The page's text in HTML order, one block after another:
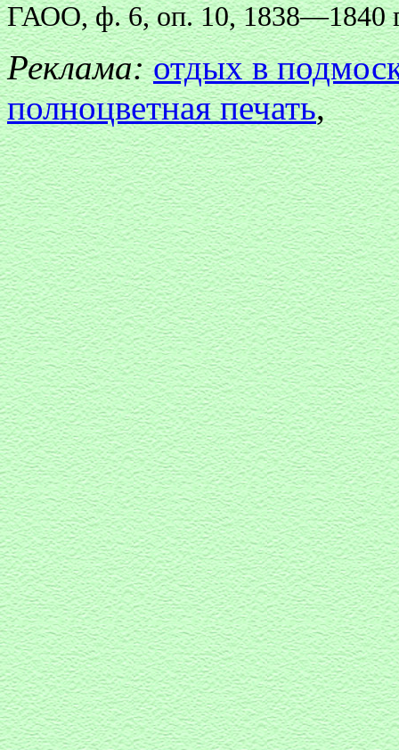
ГАОО, ф. 6, оп. 10, 1838—1840
Реклама: отдых в
полноцветная печать,